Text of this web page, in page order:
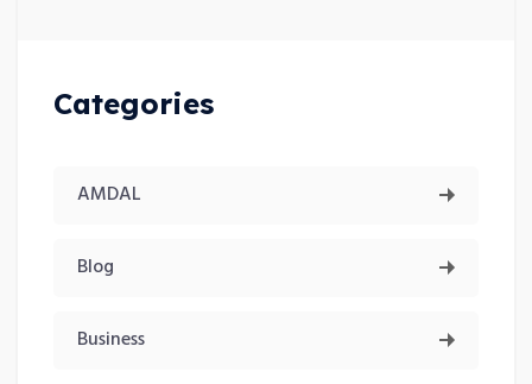
Categories
AMDAL
Blog
Business